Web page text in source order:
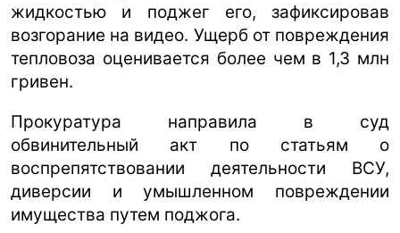
жидкостью и поджег его, зафиксировав
возгорание на видео. Ущерб от повреждения
тепловоза оценивается более чем в 1,3 млн
гривен.
Прокуратура направила в суд
обвинительный акт по статьям о
воспрепятствовании деятельности ВСУ,
диверсии и умышленном повреждении
имущества путем поджога.